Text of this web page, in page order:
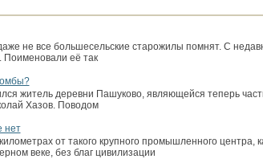
не все большесельские старожилы помнят. С
Поименовали её так
житель деревни Пашуково, являющейся теперь
Хазов. Поводом
нет
от такого крупного промышленного центра,
веке, без благ цивилизации